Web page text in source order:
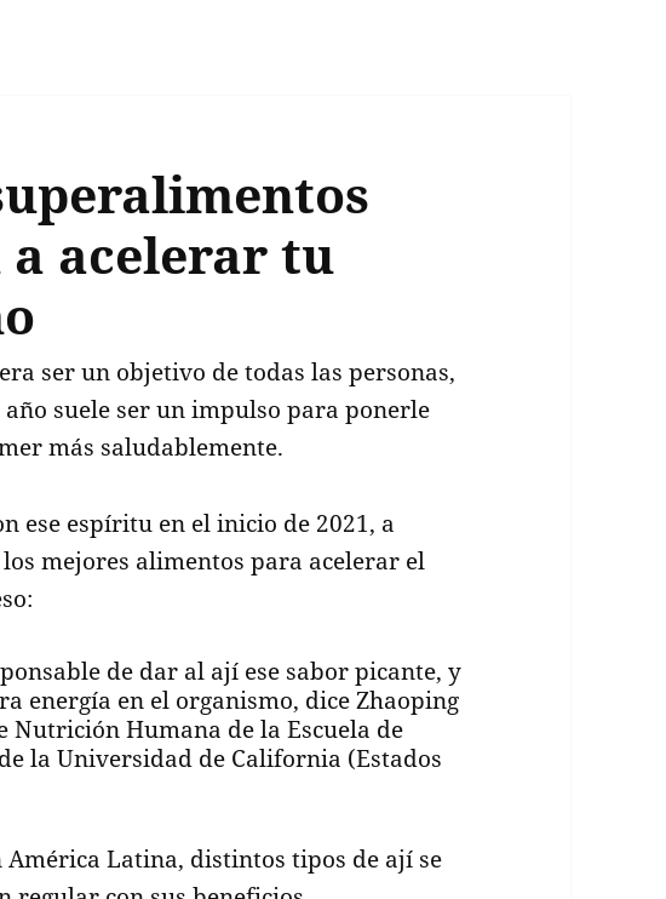
a acelerar tu
ser un objetivo de todas las personas,
suele ser un impulso para ponerle
más saludablemente.
ese espíritu en el inicio de 2021, a
mejores alimentos para acelerar el
de dar al ají ese sabor picante, y
energía en el organismo, dice Zhaoping
Nutrición Humana de la Escuela de
la Universidad de California (Estados
Latina, distintos tipos de ají se